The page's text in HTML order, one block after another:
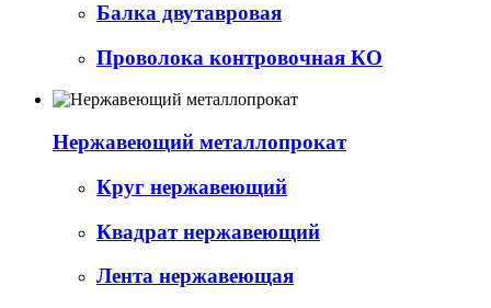
Балка двутавровая
Проволока контровочная КО
Нержавеющий металлопрокат
Круг нержавеющий
Квадрат нержавеющий
Лента нержавеющая